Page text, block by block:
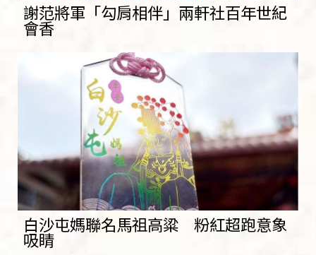
謝范將軍「勾肩相伴」兩軒社百年世紀
會香
白沙屯媽聯名馬祖高粱 粉紅超跑意象
吸睛